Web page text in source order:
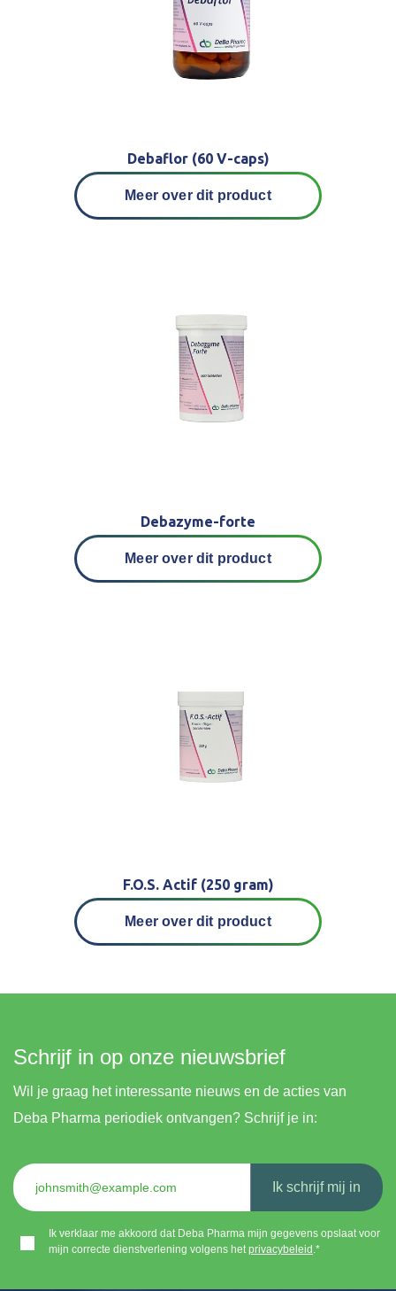
Debaflor (60 V-caps)
Meer over dit product
Debazyme-forte
Meer over dit product
F.O.S. Actif (250 gram)
Meer over dit product
Ik schrijf mij in
Ik verklaar me akkoord dat Deba Pharma mijn gegevens opslaat voor
mijn correcte dienstverlening volgens hetprivacybeleid .*
Schrijf in op onze nieuwsbrief
Wil je graag het interessante nieuws en de acties van
Deba Pharma periodiek ontvangen? Schrijf je in: